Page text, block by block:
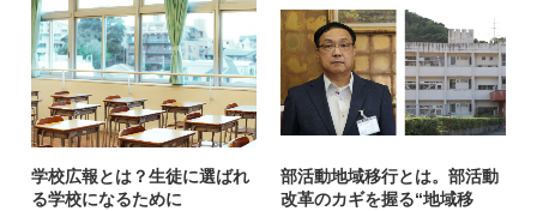
学校広報とは？生徒に選ばれ
る学校になるために
部活動地域移行とは。部活動
改革のカギを握る“地域移